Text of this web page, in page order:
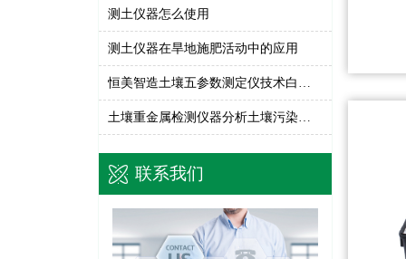
测土仪器怎么使用
测土仪器在旱地施肥活动中的应用
联系我们